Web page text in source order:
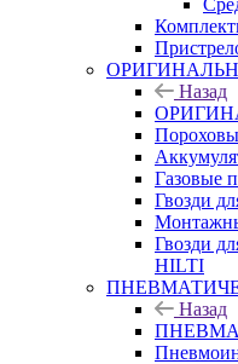
Назад
Газовые
Гвозди
Гвозди
HILTI
Назад